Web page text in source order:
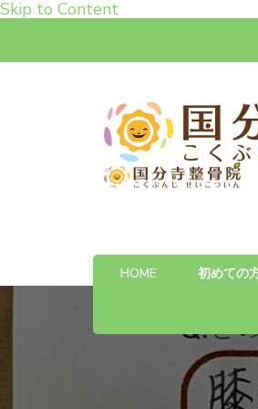
Skip to Content
高松市で肩
「お体の不安を自信
HOME 初めての